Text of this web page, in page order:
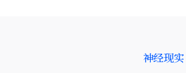
神经现实